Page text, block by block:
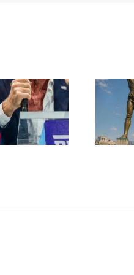
Ile de Rhodes ;
un foyer juif
déserté